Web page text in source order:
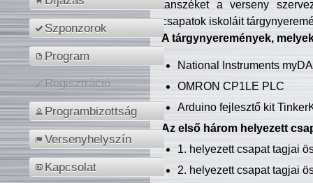
Szponzorok
Program
Regisztráció
Programbizottság
Versenyhelyszín
Kapcsolat
tanszéket a verseny
csapatok iskoláit
A tárgynyeremények,
National Instruments
OMRON CP1LE PLC
Arduino fejlesztő kit
Az első három helyezett
1. helyezett csapat tagjai
2. helyezett csapat tagjai